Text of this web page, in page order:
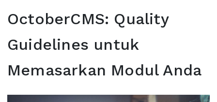
OctoberCMS: Quality
Guidelines untuk
Memasarkan Modul Anda